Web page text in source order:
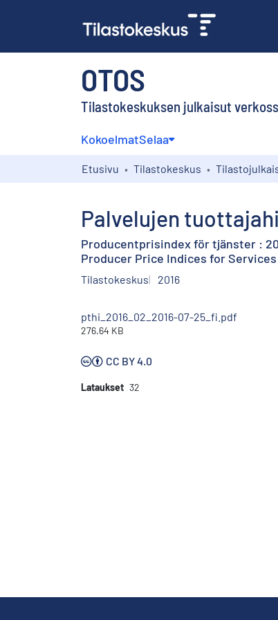
OTOS
Tilastokeskuksen julkaisut
KokoelmatSelaa
Etusivu Tilastokeskus
Palvelujen
Producentprisindex för tjänster :
Producer Price Indices for
Tilastokeskus 2016
pthi_2016_02_2016-07-25_fi.pdf
276.64 KB
CC BY 4.0
Lataukset 32